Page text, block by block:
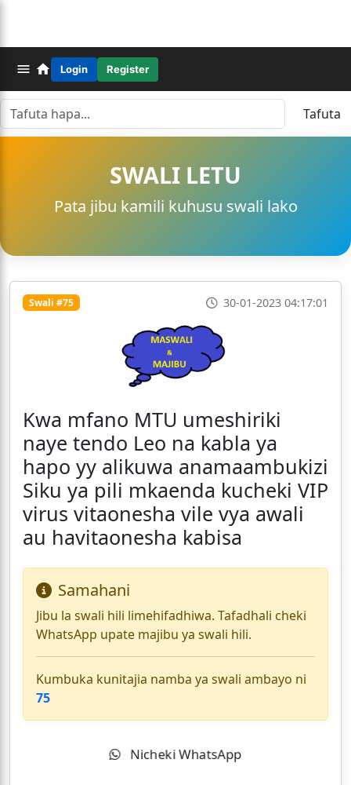
Login Register
Tafuta
SWALI LETU
Pata jibu kamili kuhusu swali lako
Swali #75 30-01-2023 04:17:01
Kwa mfano MTU umeshiriki
naye tendo Leo na kabla ya
hapo yy alikuwa anamaambukizi
Siku ya pili mkaenda kucheki VIP
virus vitaonesha vile vya awali
au havitaonesha kabisa
Samahani
Jibu la swali hili limehifadhiwa. Tafadhali cheki
WhatsApp upate majibu ya swali hili.
Kumbuka kunitajia namba ya swali ambayo ni
75
Nicheki WhatsApp